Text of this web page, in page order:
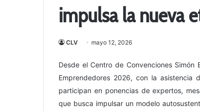
impulsa la nueva
CLV mayo 12, 2026
Desde el Centro de Convenciones
Emprendedores 2026, con la asistencia
participan en ponencias de expertos,
que busca impulsar un modelo